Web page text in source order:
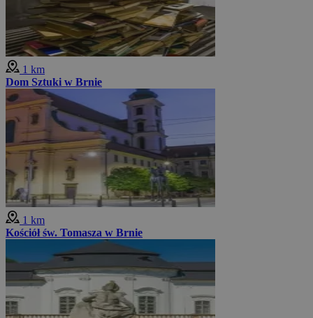
1 km
Dom Sztuki w Brnie
1 km
Kościół św. Tomasza w Brnie